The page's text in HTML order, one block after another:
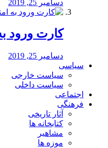
دسامبر 25, 2019
کارت ورود
دسامبر 25, 2019
سیاسی
سیاست خارجی
سیاست داخلی
اجتماعی
فرهنگی
آثار تاریخی
کتابخانه ها
مشاهیر
موزه ها